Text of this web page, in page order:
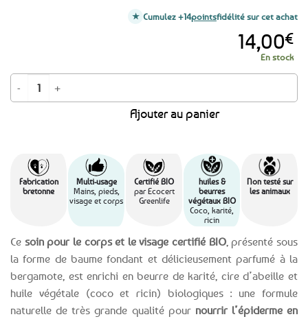
Ce soin pour le corps et le visage certifié BIO, présenté sous
la forme de baume fondant et délicieusement parfumé à la
bergamote, est enrichi en beurre de karité, cire d’abeille et
huile végétale (coco et ricin) biologiques : une formule
naturelle de très grande qualité pour nourrir l’épiderme en
Fabrication
bretonne
Multi-usage
Mains, pieds,
visage et corps
Certifié BIO
par Ecocert
Greenlife
huiles &
beurres
végétaux BIO
Coco, karité,
ricin
Non testé sur
les animaux
14,00€
En stock
quantité de Baume soin corps et visage BIO Bergamote - Nourrissant
Ajouter au panier
Cumulez +14pointsfidélité sur cet achat